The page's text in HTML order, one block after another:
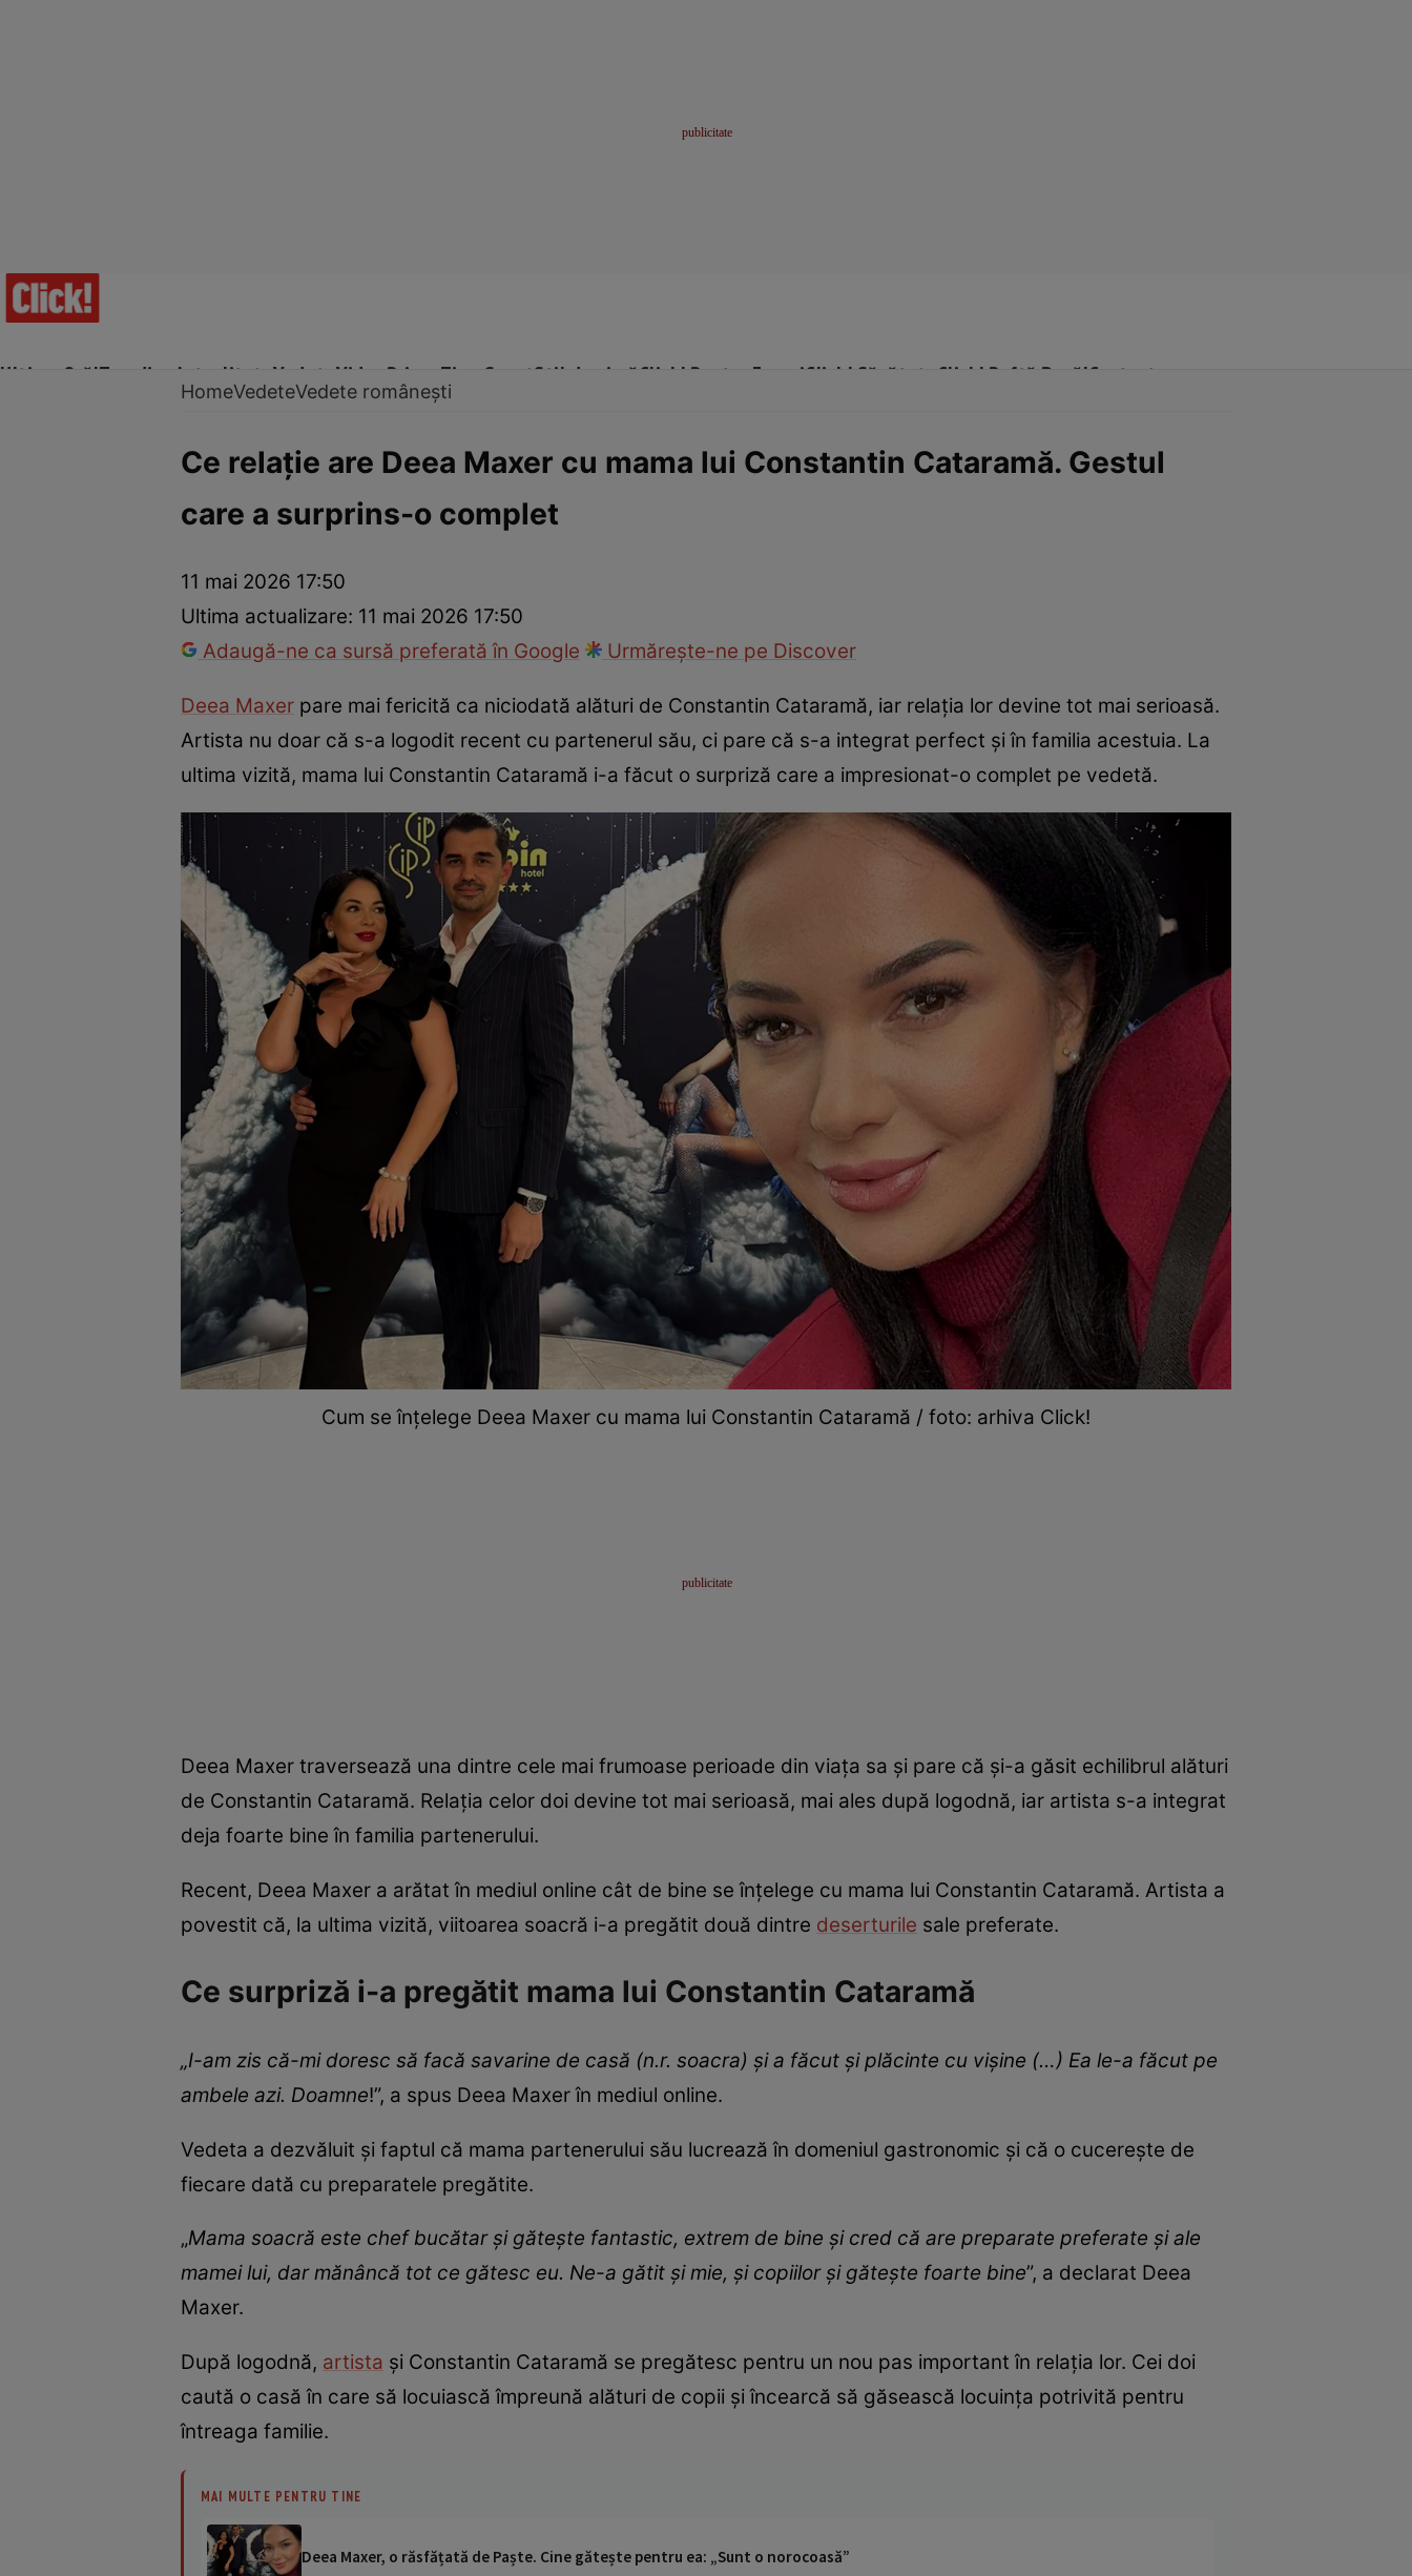
Ultima Oră!Trending Actualitate Vedete Video Prime Time SportStil de viațăClick! Pentru FemeiClick! Sănătate Click! Poftă Bună!Contact
Vedete internaționaleVedete româneștiInterviurile Click!Paparazzii Click!
HomeVedeteVedete românești
Ce relație are Deea Maxer cu mama lui Constantin Cataramă. Gestul
care a surprins-o complet
11 mai 2026 17:50
Ultima actualizare: 11 mai 2026 17:50
Adaugă-ne ca sursă preferată în Google
Urmărește-ne pe Discover
Deea Maxer pare mai fericită ca niciodată alături de Constantin Cataramă, iar relația lor devine tot mai serioasă.
Artista nu doar că s-a logodit recent cu partenerul său, ci pare că s-a integrat perfect și în familia acestuia. La
ultima vizită, mama lui Constantin Cataramă i-a făcut o surpriză care a impresionat-o complet pe vedetă.
Cum se înțelege Deea Maxer cu mama lui Constantin Cataramă / foto: arhiva Click!
Deea Maxer traversează una dintre cele mai frumoase perioade din viața sa și pare că și-a găsit echilibrul alături
de Constantin Cataramă. Relația celor doi devine tot mai serioasă, mai ales după logodnă, iar artista s-a integrat
deja foarte bine în familia partenerului.
Recent, Deea Maxer a arătat în mediul online cât de bine se înțelege cu mama lui Constantin Cataramă. Artista a
povestit că, la ultima vizită, viitoarea soacră i-a pregătit două dintre deserturile sale preferate.
Ce surpriză i-a pregătit mama lui Constantin Cataramă
„I-am zis că-mi doresc să facă savarine de casă (n.r. soacra) și a făcut și plăcinte cu vișine (…) Ea le-a făcut pe
ambele azi. Doamne!”, a spus Deea Maxer în mediul online.
Vedeta a dezvăluit și faptul că mama partenerului său lucrează în domeniul gastronomic și că o cucerește de
fiecare dată cu preparatele pregătite.
„Mama soacră este chef bucătar și gătește fantastic, extrem de bine și cred că are preparate preferate și ale
mamei lui, dar mănâncă tot ce gătesc eu. Ne-a gătit și mie, şi copiilor și gătește foarte bine”, a declarat Deea
Maxer.
După logodnă, artista și Constantin Cataramă se pregătesc pentru un nou pas important în relația lor. Cei doi
caută o casă în care să locuiască împreună alături de copii și încearcă să găsească locuința potrivită pentru
întreaga familie.
MAI MULTE PENTRU TINE
Deea Maxer, o răsfățată de Paște. Cine gătește pentru ea: „Sunt o norocoasă”